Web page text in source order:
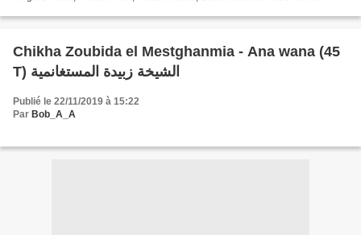
Chikha Zoubida el Mestghanmia - Ana wana (45
T) الشيخة زبيدة المستغانمية
Publié le 22/11/2019 à 15:22
Par Bob_A_A